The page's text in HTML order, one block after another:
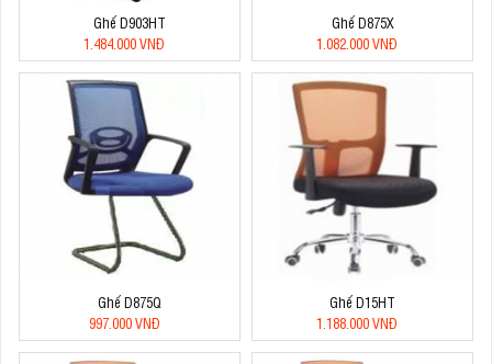
Ghế D903HT
1.484.000 VNĐ
Ghế D875X
1.082.000 VNĐ
Ghế D875Q
997.000 VNĐ
Ghế D15HT
1.188.000 VNĐ